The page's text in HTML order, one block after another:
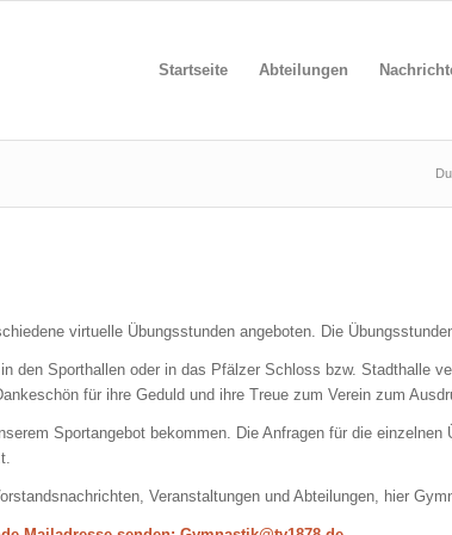
Startseite Abteilungen
virtuelle Übungsstunden angeboten. Die
den Sporthallen oder in das Pfälzer Schloss bzw. Stadthalle
für ihre Geduld und ihre Treue zum Verein zum
Sportangebot bekommen. Die Anfragen für die
Veranstaltungen und Abteilungen, hier